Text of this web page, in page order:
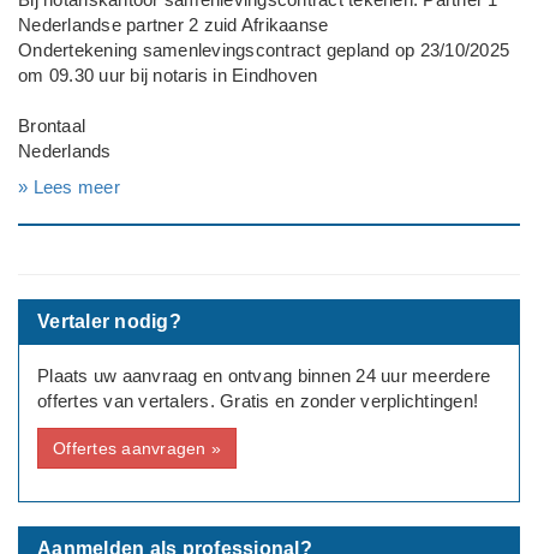
Nederlandse partner 2 zuid Afrikaanse
Ondertekening samenlevingscontract gepland op 23/10/2025
om 09.30 uur bij notaris in Eindhoven
Brontaal
Nederlands
Engels
Binnen 1 maand
» Lees meer
Vertaler nodig?
Plaats uw aanvraag en ontvang binnen 24 uur meerdere
offertes van vertalers. Gratis en zonder verplichtingen!
Offertes aanvragen »
Aanmelden als professional?